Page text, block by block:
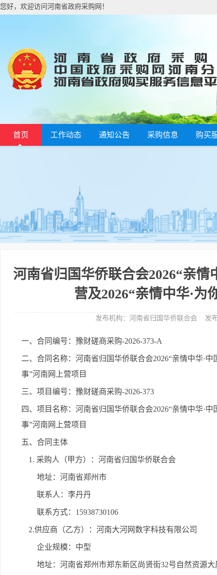
您好，欢迎访问河南省政府采购网！
首页 工作动态 通知公告 采购信息 购买
河南省归国华侨联合会2026“亲
营及2026“亲情中华·为
发布机构： 河南省归国华侨联合会 发
一、合同编号：豫财磋商采购-2026-373-A
二、合同名称：河南省归国华侨联合会2026“亲情中华·
事”河南网上营项目
三、项目编号：豫财磋商采购-2026-373
四、项目名称：河南省归国华侨联合会2026“亲情中华·
事”河南网上营项目
五、合同主体
1. 采购人（甲方）：河南省归国华侨联合会
地址：河南省郑州市
联系人：李丹丹
联系方式：15938730106
2.供应商（乙方）：河南大河网数字科技有限公司
企业规模：中型
地址：河南省郑州市郑东新区尚贤街32号自然资源